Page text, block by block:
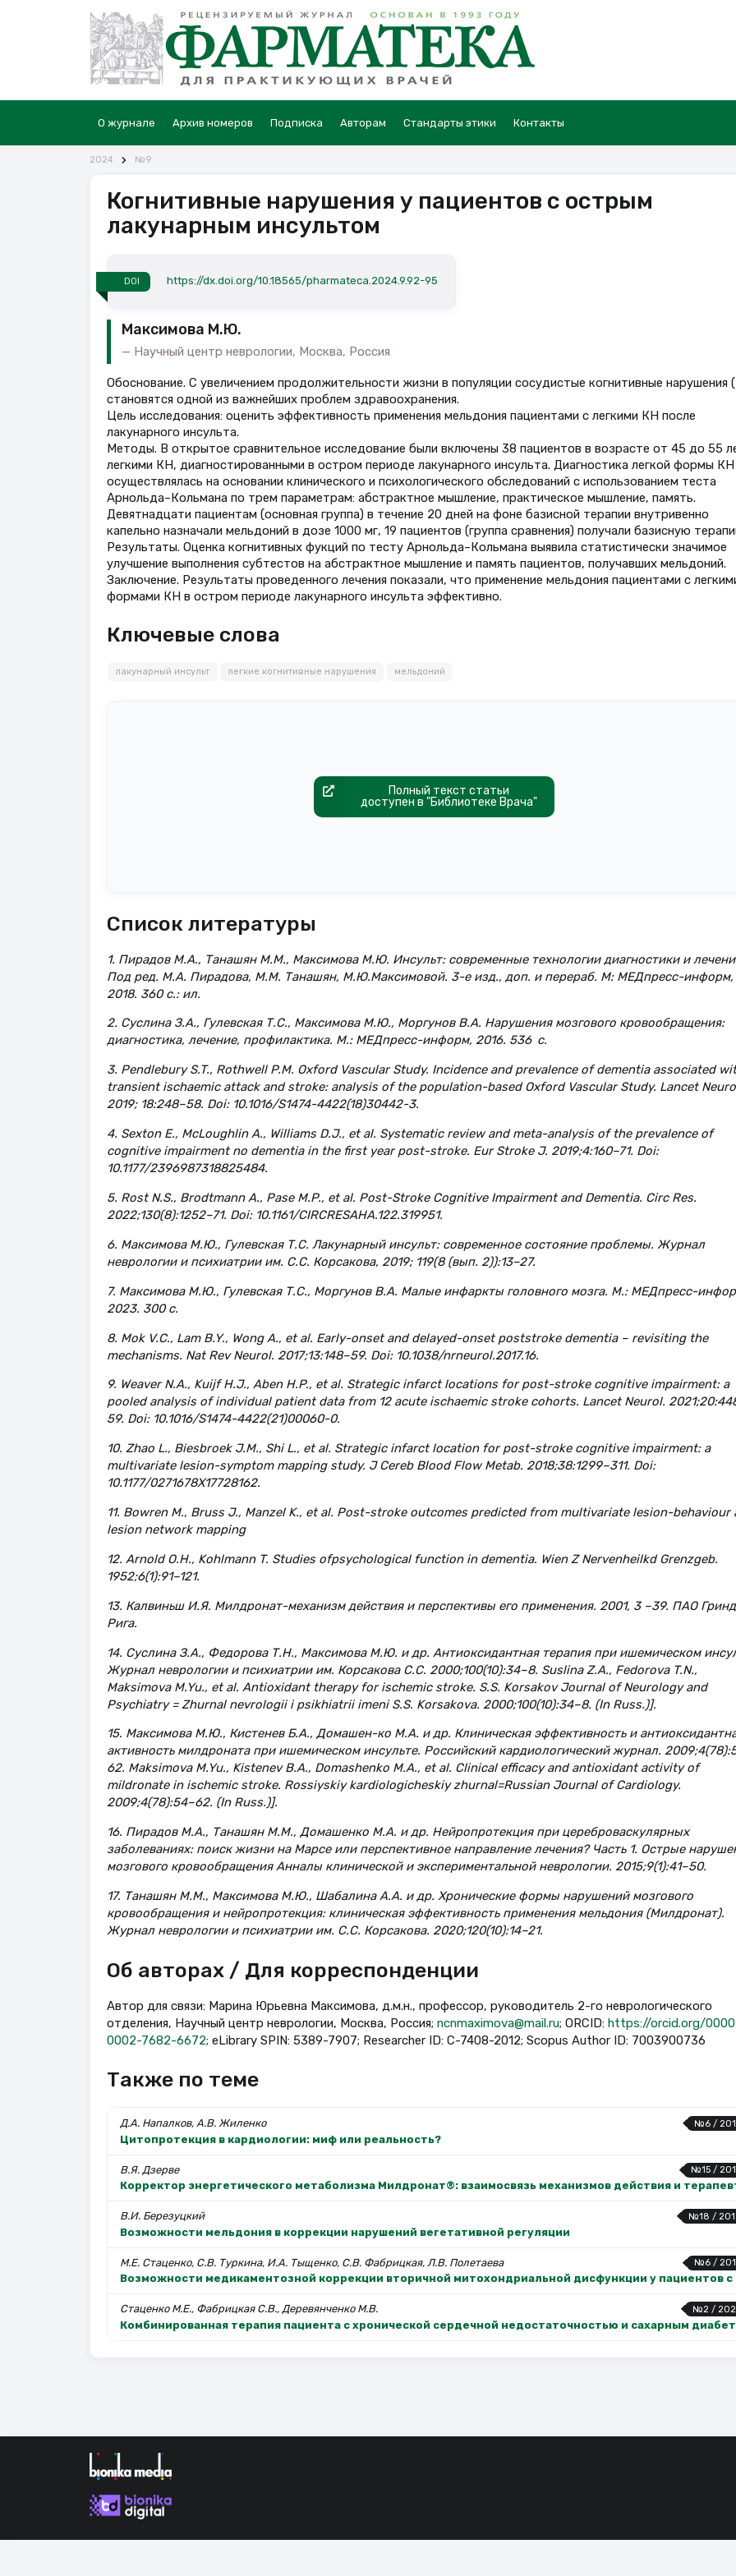
О журнале Архив номеров Подписка Авторам Стандарты этики Контакты
2024 №9
Когнитивные нарушения у пациентов с острым
лакунарным инсультом
DOI https://dx.doi.org/10.18565/pharmateca.2024.9.92-95
Максимова М.Ю.
Научный центр неврологии, Москва, Россия
Обоснование. С увеличением продолжительности жизни в популяции сосудистые когнитивные нарушения
становятся одной из важнейших проблем здравоохранения.
Цель исследования: оценить эффективность применения мельдония пациентами с легкими КН после
лакунарного инсульта.
Методы. В открытое сравнительное исследование были включены 38 пациентов в возрасте от 45 до 55
легкими КН, диагностированными в остром периоде лакунарного инсульта. Диагностика легкой формы КН
осуществлялась на основании клинического и психологического обследований с использованием теста
Арнольда–Кольмана по трем параметрам: абстрактное мышление, практическое мышление, память.
Девятнадцати пациентам (основная группа) в течение 20 дней на фоне базисной терапии внутривенно
капельно назначали мельдоний в дозе 1000 мг, 19 пациентов (группа сравнения) получали базисную
Результаты. Оценка когнитивных фукций по тесту Арнольда–Кольмана выявила статистически значимое
улучшение выполнения субтестов на абстрактное мышление и память пациентов, получавших мельдоний.
Заключение. Результаты проведенного лечения показали, что применение мельдония пациентами с
формами КН в остром периоде лакунарного инсульта эффективно.
Ключевые слова
лакунарный инсульт легкие когнитивные нарушения мельдоний
Полный текст статьи
доступен в "Библиотеке Врача"
Список литературы
1. Пирадов М.А., Танашян М.М., Максимова М.Ю. Инсульт: современные технологии диагностики и
Под ред. М.А. Пирадова, М.М. Танашян, М.Ю.Максимовой. 3-е изд., доп. и перераб. М: МЕДпресс-информ,
2018. 360 с.: ил.
2. Суслина З.А., Гулевская Т.С., Максимова М.Ю., Моргунов В.А. Нарушения мозгового кровообращения:
диагностика, лечение, профилактика. М.: МЕДпресс-информ, 2016. 536 с.
3. Pendlebury S.T., Rothwell P.M. Oxford Vascular Study. Incidence and prevalence of dementia associated
transient ischaemic attack and stroke: analysis of the population-based Oxford Vascular Study. Lancet
2019; 18:248–58. Doi: 10.1016/S1474-4422(18)30442-3.
4. Sexton E., McLoughlin A., Williams D.J., et al. Systematic review and meta-analysis of the prevalence of
cognitive impairment no dementia in the first year post-stroke. Eur Stroke J. 2019;4:160–71. Doi:
10.1177/2396987318825484.
5. Rost N.S., Brodtmann A., Pase M.P., et al. Post-Stroke Cognitive Impairment and Dementia. Circ Res.
2022;130(8):1252–71. Doi: 10.1161/CIRCRESAHA.122.319951.
6. Максимова М.Ю., Гулевская Т.С. Лакунарный инсульт: современное состояние проблемы. Журнал
неврологии и психиатрии им. С.С. Корсакова, 2019; 119(8 (вып. 2)):13–27.
7. Максимова М.Ю., Гулевская Т.С., Моргунов В.А. Малые инфаркты головного мозга. М.: МЕДпресс-
2023. 300 с.
8. Mok V.C., Lam B.Y., Wong A., et al. Early-onset and delayed-onset poststroke dementia – revisiting the
mechanisms. Nat Rev Neurol. 2017;13:148–59. Doi: 10.1038/nrneurol.2017.16.
9. Weaver N.A., Kuijf H.J., Aben H.P., et al. Strategic infarct locations for post-stroke cognitive impairment: a
pooled analysis of individual patient data from 12 acute ischaemic stroke cohorts. Lancet Neurol.
59. Doi: 10.1016/S1474-4422(21)00060-0.
10. Zhao L., Biesbroek J.M., Shi L., et al. Strategic infarct location for post-stroke cognitive impairment: a
multivariate lesion-symptom mapping study. J Cereb Blood Flow Metab. 2018;38:1299–311. Doi:
10.1177/0271678X17728162.
11. Bowren M., Bruss J., Manzel K., et al. Post-stroke outcomes predicted from multivariate lesion-behaviour
lesion network mapping
12. Arnold O.H., Kohlmann T. Studies ofpsychological function in dementia. Wien Z Nervenheilkd Grenzgeb.
1952;6(1):91–121.
13. Калвиньш И.Я. Милдронат-механизм действия и перспективы его применения. 2001, 3 –39. ПАО
Рига.
14. Суслина З.А., Федорова Т.Н., Максимова М.Ю. и др. Антиоксидантная терапия при ишемическом
Журнал неврологии и психиатрии им. Корсакова С.С. 2000;100(10):34–8. Suslina Z.A., Fedorova T.N.,
Maksimova M.Yu., et al. Antioxidant therapy for ischemic stroke. S.S. Korsakov Journal of Neurology and
Psychiatry = Zhurnal nevrologii i psikhiatrii imeni S.S. Korsakova. 2000;100(10):34–8. (In Russ.)].
15. Максимова М.Ю., Кистенев Б.А., Домашен-ко М.А. и др. Клиническая эффективность и
активность милдроната при ишемическом инсульте. Российский кардиологический журнал.
62. Maksimova M.Yu., Kistenev B.A., Domashenko M.A., et al. Clinical efficacy and antioxidant activity of
mildronate in ischemic stroke. Rossiyskiy kardiologicheskiy zhurnal=Russian Journal of Cardiology.
2009;4(78):54–62. (In Russ.)].
16. Пирадов М.А., Танашян М.М., Домашенко М.А. и др. Нейропротекция при цереброваскулярных
заболеваниях: поиск жизни на Марсе или перспективное направление лечения? Часть 1. Острые
мозгового кровообращения Анналы клинической и экспериментальной неврологии. 2015;9(1):41–50.
17. Танашян М.М., Максимова М.Ю., Шабалина А.А. и др. Хронические формы нарушений мозгового
кровообращения и нейропротекция: клиническая эффективность применения мельдония (Милдронат).
Журнал неврологии и психиатрии им. С.С. Корсакова. 2020;120(10):14–21.
Об авторах / Для корреспонденции
Автор для связи: Марина Юрьевна Максимова, д.м.н., профессор, руководитель 2-го неврологического
отделения, Научный центр неврологии, Москва, Россия; ncnmaximova@mail.ru; ORCID: https://orcid.org/
0002-7682-6672; eLibrary SPIN: 5389-7907; Researcher ID: C-7408-2012; Scopus Author ID: 7003900736
Также по теме
№6 /
Д.А. Напалков, А.В. Жиленко
Цитопротекция в кардиологии: миф или реальность?
№15 /
В.Я. Дзерве
Корректор энергетического метаболизма Милдронат®: взаимосвязь механизмов действия и
№18 /
В.И. Березуцкий
Возможности мельдония в коррекции нарушений вегетативной регуляции
№6 /
М.Е. Стаценко, С.В. Туркина, И.А. Тыщенко, С.В. Фабрицкая, Л.В. Полетаева
Возможности медикаментозной коррекции вторичной митохондриальной дисфункции у пациентов
№2 /
Стаценко М.Е., Фабрицкая С.В., Деревянченко М.В.
Комбинированная терапия пациента с хронической сердечной недостаточностью и сахарным